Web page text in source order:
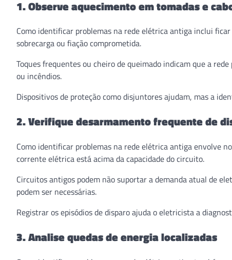
1. Observe aquecimento em tomadas e
Como identificar problemas na rede elétrica antiga inclui
sobrecarga ou fiação comprometida.
Toques frequentes ou cheiro de queimado indicam que a
ou incêndios.
Dispositivos de proteção como disjuntores ajudam, mas a
2. Verifique desarmamento frequente de
Como identificar problemas na rede elétrica antiga envolve
corrente elétrica está acima da capacidade do circuito.
Circuitos antigos podem não suportar a demanda atual de
podem ser necessárias.
Registrar os episódios de disparo ajuda o eletricista a
3. Analise quedas de energia localizadas